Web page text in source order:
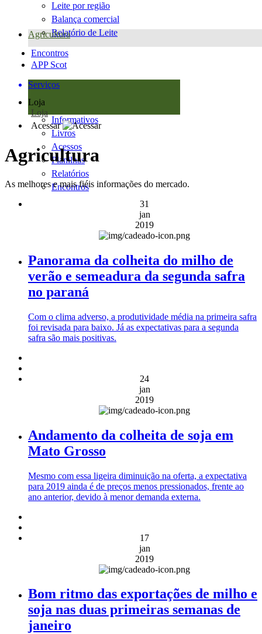
Leite por região
Balança comercial
Relatório de Leite
Agricultura
Encontros
APP Scot
Serviços
Loja
Loja
Informativos
Livros
Acessos
Planilhas
Relatórios
Encontros
Acessar
Agricultura
As melhores e mais fiéis informações do mercado.
31
jan
2019
Panorama da colheita do milho de
verão e semeadura da segunda safra
no paraná
Com o clima adverso, a produtividade média na primeira safra
foi revisada para baixo. Já as expectativas para a segunda
safra são mais positivas.
24
jan
2019
Andamento da colheita de soja em
Mato Grosso
Mesmo com essa ligeira diminuição na oferta, a expectativa
para 2019 ainda é de preços menos pressionados, frente ao
ano anterior, devido à menor demanda externa.
17
jan
2019
Bom ritmo das exportações de milho e
soja nas duas primeiras semanas de
janeiro